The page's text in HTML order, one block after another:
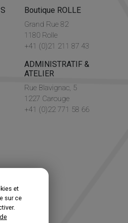
Boutique ROLLE
Grand Rue 82
1180 Rolle
+41 (0)21 211 87 43
ADMINISTRATIF &
ATELIER
Rue Blavignac, 5
1227 Carouge
+41 (0)22 771 58 66
et
sur ce